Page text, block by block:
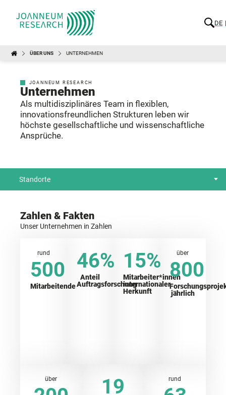
DE
ÜBER UNS UNTERNEHMEN
JOANNEUM RESEARCH
Unternehmen
Als multidisziplinäres Team in flexiblen,
innovationsfreundlichen Strukturen leben wir
höchste gesellschaftliche und wissenschaftliche
Ansprüche.
Standorte
Zahlen & Fakten
Unser Unternehmen in Zahlen
rund
500
Mitarbeitende
46%
Anteil
Auftragsforschung
15%
Mitarbeiter*innen
internationaler
Herkunft
über
800
jährlich
über 19 rund